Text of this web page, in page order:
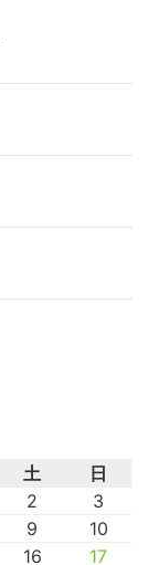
土
日
2
3
9
10
16
17